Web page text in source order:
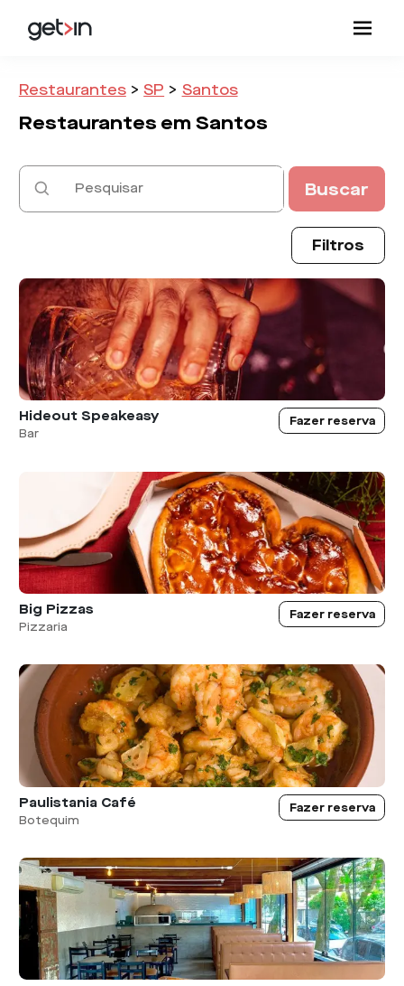
Restaurantes > SP > Santos
Restaurantes emSantos
Buscar
Filtros
Hideout Speakeasy
Bar
Fazer reserva
Big Pizzas
Pizzaria
Fazer reserva
Paulistania Café
Botequim
Fazer reserva